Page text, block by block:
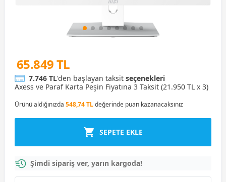
65.849 TL
7.746 TL'den başlayan taksit seçenekleri
Axess ve Paraf Karta Peşin Fiyatına 3 Taksit (21.950 TL x 3)
Ürünü aldığınızda 548,74 TLdeğerinde puan kazanacaksınız
SEPETE EKLE
Şimdi sipariş ver, yarın kargoda!